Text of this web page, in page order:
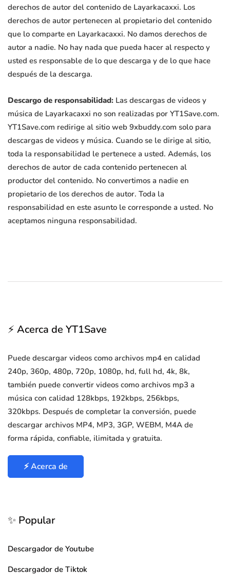
derechos de autor del contenido de Layarkacaxxi. Los
derechos de autor pertenecen al propietario del contenido
que lo comparte en Layarkacaxxi. No damos derechos de
autor a nadie. No hay nada que pueda hacer al respecto y
usted es responsable de lo que descarga y de lo que hace
después de la descarga.
Descargo de responsabilidad: Las descargas de videos y
música de Layarkacaxxi no son realizadas por YT1Save.com.
YT1Save.com redirige al sitio web 9xbuddy.com solo para
descargas de videos y música. Cuando se le dirige al sitio,
toda la responsabilidad le pertenece a usted. Además, los
derechos de autor de cada contenido pertenecen al
productor del contenido. No convertimos a nadie en
propietario de los derechos de autor. Toda la
responsabilidad en este asunto le corresponde a usted. No
aceptamos ninguna responsabilidad.
⚡ Acerca de YT1Save
Puede descargar videos como archivos mp4 en calidad
240p, 360p, 480p, 720p, 1080p, hd, full hd, 4k, 8k,
también puede convertir videos como archivos mp3 a
música con calidad 128kbps, 192kbps, 256kbps,
320kbps. Después de completar la conversión, puede
descargar archivos MP4, MP3, 3GP, WEBM, M4A de
forma rápida, confiable, ilimitada y gratuita.
⚡ Acerca de
✨ Popular
Descargador de Youtube
Descargador de Tiktok